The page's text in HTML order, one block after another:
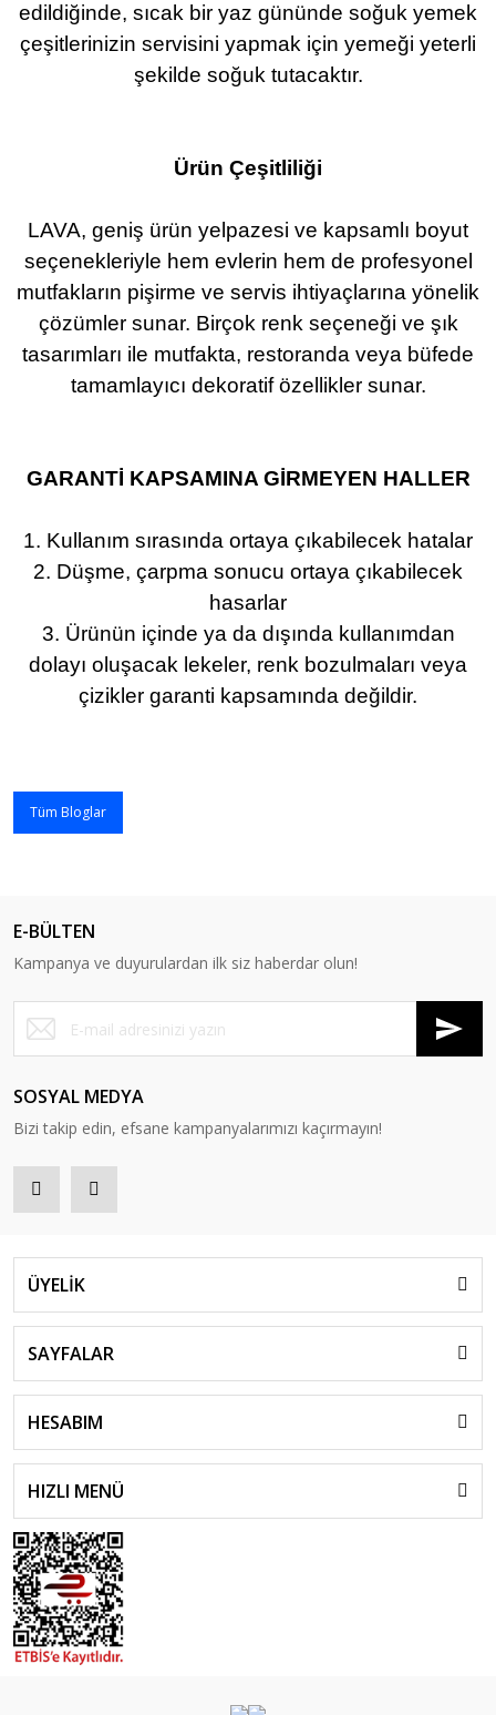
edildiğinde, sıcak bir yaz gününde soğuk yemek
çeşitlerinizin servisini yapmak için yemeği yeterli
şekilde soğuk tutacaktır.
Ürün Çeşitliliği
LAVA, geniş ürün yelpazesi ve kapsamlı boyut
seçenekleriyle hem evlerin hem de profesyonel
mutfakların pişirme ve servis ihtiyaçlarına yönelik
çözümler sunar. Birçok renk seçeneği ve şık
tasarımları ile mutfakta, restoranda veya büfede
tamamlayıcı dekoratif özellikler sunar.
GARANTİ KAPSAMINA GİRMEYEN HALLER
1. Kullanım sırasında ortaya çıkabilecek hatalar
2. Düşme, çarpma sonucu ortaya çıkabilecek
hasarlar
3. Ürünün içinde ya da dışında kullanımdan
dolayı oluşacak lekeler, renk bozulmaları veya
çizikler garanti kapsamında değildir.
Tüm Bloglar
E-BÜLTEN
Kampanya ve duyurulardan ilk siz haberdar olun!
SOSYAL MEDYA
Bizi takip edin, efsane kampanyalarımızı kaçırmayın!
ÜYELİK
SAYFALAR
HESABIM
HIZLI MENÜ